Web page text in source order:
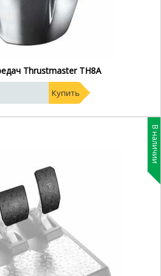
Thrustmaster TH8A
Купить
В наличии